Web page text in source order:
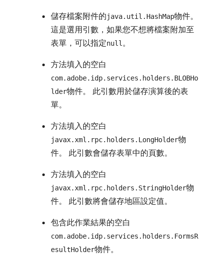
儲存檔案附件的java.util.HashMap物件。
這是選用引數，如果您不想將檔案附加至
表單，可以指定null 。
方法填入的空白
com.adobe.idp.services.holders.BLOBHo
lder物件。 此引數用於儲存演算後的表
單。
方法填入的空白
javax.xml.rpc.holders.LongHolder物
件。 此引數會儲存表單中的頁數。
方法填入的空白
javax.xml.rpc.holders.StringHolder物
件。 此引數將會儲存地區設定值。
包含此作業結果的空白
com.adobe.idp.services.holders.FormsR
esultHolder物件。